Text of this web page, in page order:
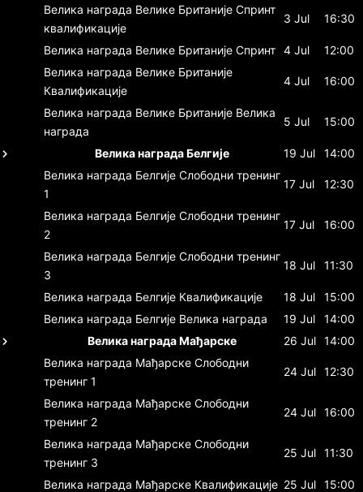
Велика награда Велике Британије Спринт
квалификације
3 Jul 16:30
Велика награда Велике Британије Спринт 4 Jul
12:00
Велика награда Велике Британије
Квалификације
4 Jul 16:00
Велика награда Велике Британије Велика
награда
5 Jul 15:00
Велика награда Белгије 19 Jul
14:00
Велика награда Белгије Слободни тренинг
1
17 Jul 12:30
Велика награда Белгије Слободни тренинг
2
17 Jul 16:00
Велика награда Белгије Слободни тренинг
3
18 Jul 11:30
Велика награда Белгије Квалификације 18 Jul
15:00
Велика награда Белгије Велика награда 19 Jul
14:00
Велика награда Мађарске
26 Jul 14:00
Велика награда Мађарске Слободни
тренинг 1
24 Jul 12:30
Велика награда Мађарске Слободни
тренинг 2
24 Jul 16:00
Велика награда Мађарске Слободни
тренинг 3
25 Jul 11:30
Велика награда Мађарске Квалификације 25 Jul 15:00